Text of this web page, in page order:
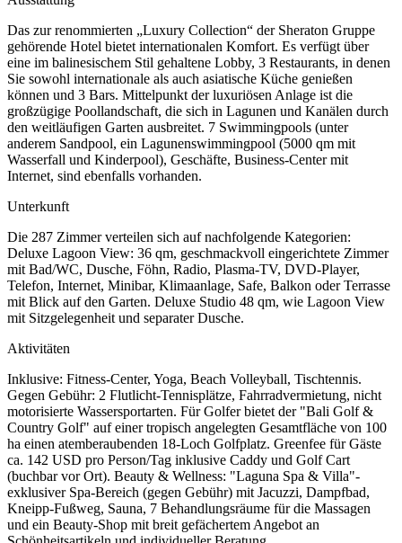
Das zur renommierten „Luxury Collection“ der Sheraton Gruppe
gehörende Hotel bietet internationalen Komfort. Es verfügt über
eine im balinesischem Stil gehaltene Lobby, 3 Restaurants, in denen
Sie sowohl internationale als auch asiatische Küche genießen
können und 3 Bars. Mittelpunkt der luxuriösen Anlage ist die
großzügige Poollandschaft, die sich in Lagunen und Kanälen durch
den weitläufigen Garten ausbreitet. 7 Swimmingpools (unter
anderem Sandpool, ein Lagunenswimmingpool (5000 qm mit
Wasserfall und Kinderpool), Geschäfte, Business-Center mit
Internet, sind ebenfalls vorhanden.
Unterkunft
Die 287 Zimmer verteilen sich auf nachfolgende Kategorien:
Deluxe Lagoon View: 36 qm, geschmackvoll eingerichtete Zimmer
mit Bad/WC, Dusche, Föhn, Radio, Plasma-TV, DVD-Player,
Telefon, Internet, Minibar, Klimaanlage, Safe, Balkon oder Terrasse
mit Blick auf den Garten. Deluxe Studio 48 qm, wie Lagoon View
mit Sitzgelegenheit und separater Dusche.
Aktivitäten
Inklusive: Fitness-Center, Yoga, Beach Volleyball, Tischtennis.
Gegen Gebühr: 2 Flutlicht-Tennisplätze, Fahrradvermietung, nicht
motorisierte Wassersportarten. Für Golfer bietet der "Bali Golf &
Country Golf" auf einer tropisch angelegten Gesamtfläche von 100
ha einen atemberaubenden 18-Loch Golfplatz. Greenfee für Gäste
ca. 142 USD pro Person/Tag inklusive Caddy und Golf Cart
(buchbar vor Ort). Beauty & Wellness: "Laguna Spa & Villa"-
exklusiver Spa-Bereich (gegen Gebühr) mit Jacuzzi, Dampfbad,
Kneipp-Fußweg, Sauna, 7 Behandlungsräume für die Massagen
und ein Beauty-Shop mit breit gefächertem Angebot an